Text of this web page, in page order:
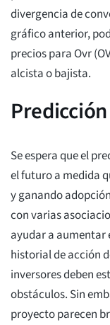
divergencia de
gráfico anterior,
precios para Ovr
alcista o bajista.
Predicción
Se espera que el
el futuro a medida
y ganando
con varias
ayudar a aumentar
historial de acción
inversores deben
obstáculos. Sin
proyecto parecen